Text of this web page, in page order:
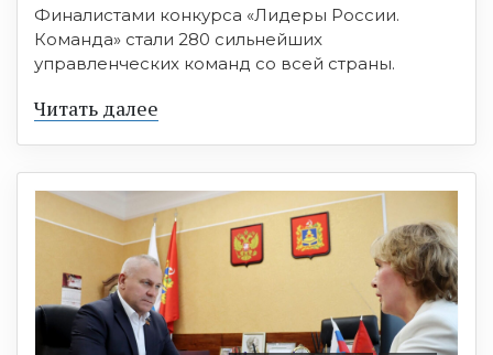
Финалистами конкурса «Лидеры России.
Команда» стали 280 сильнейших
управленческих команд со всей страны.
Читать далее